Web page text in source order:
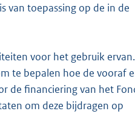
van toepassing op de in de
voor het gebruik
te bepalen hoe de vooraf
de financiering van het
om deze bijdragen op